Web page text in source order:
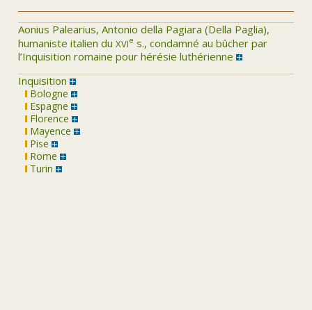
Aonius Palearius, Antonio della Pagiara (Della Paglia),
humaniste italien du xvie s., condamné au bûcher par
l’Inquisition romaine pour hérésie luthérienne
Inquisition
Bologne
Espagne
Florence
Mayence
Pise
Rome
Turin